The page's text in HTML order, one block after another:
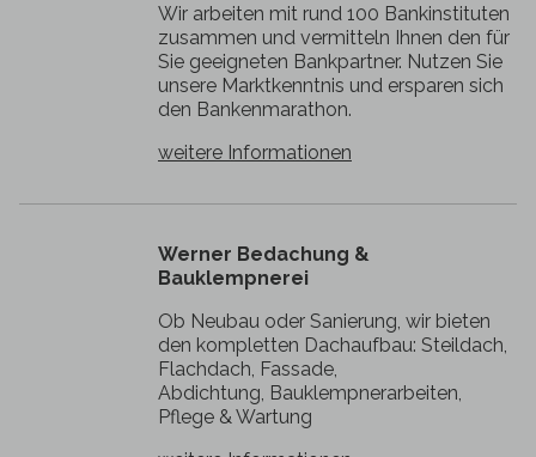
Wir arbeiten mit rund 100 Bankinstituten
zusammen und vermitteln Ihnen den für
Sie geeigneten Bankpartner. Nutzen Sie
unsere Marktkenntnis und ersparen sich
den Bankenmarathon.
weitere Informationen
Werner Bedachung &
Bauklempnerei
Ob Neubau oder Sanierung, wir bieten
den kompletten Dachaufbau: Steildach,
Flachdach, Fassade,
Abdichtung, Bauklempnerarbeiten,
Pflege & Wartung